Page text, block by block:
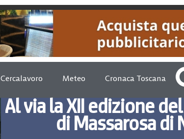
Cercalavoro Meteo Cronaca Toscana
Al via la XII edizione
di Massarosa di